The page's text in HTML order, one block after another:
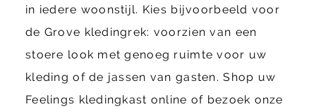
in iedere woonstijl. Kies bijvoorbeeld voor
de Grove kledingrek: voorzien van een
stoere look met genoeg ruimte voor uw
kleding of de jassen van gasten. Shop uw
Feelings kledingkast online of bezoek onze